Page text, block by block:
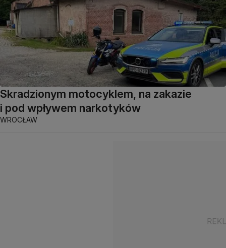
Skradzionym motocyklem, na zakazie
i pod wpływem narkotyków
WROCŁAW